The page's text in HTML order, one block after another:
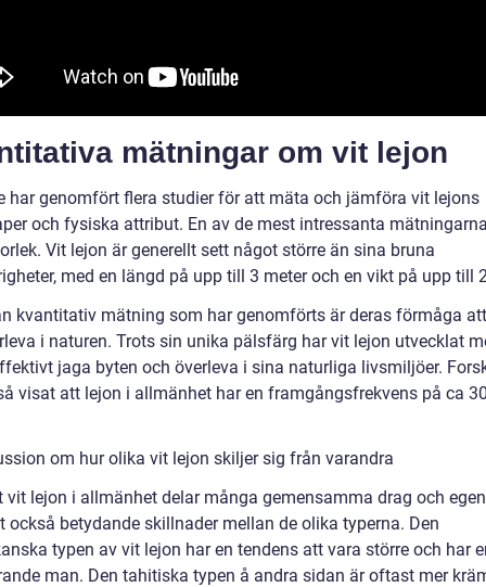
mätningar om vit lejon
har genomfört flera studier för att mäta och jämföra vit lejons
och fysiska attribut. En av de mest intressanta
Vit lejon är generellt sett något större än sina bruna
med en längd på upp till 3 meter och en vikt på upp till
kvantitativ mätning som har genomförts är deras förmåga
i naturen. Trots sin unika pälsfärg har vit lejon utvecklat
jaga byten och överleva i sina naturliga livsmiljöer.
visat att lejon i allmänhet har en framgångsfrekvens på ca
om hur olika vit lejon skiljer sig från varandra
vit lejon i allmänhet delar många gemensamma drag och
också betydande skillnader mellan de olika typerna. Den
typen av vit lejon har en tendens att vara större och har
man. Den tahitiska typen å andra sidan är oftast mer